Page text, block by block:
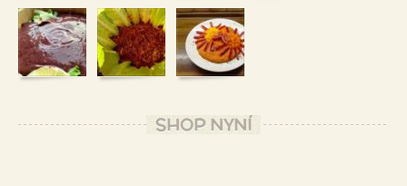
SHOP NYNÍ